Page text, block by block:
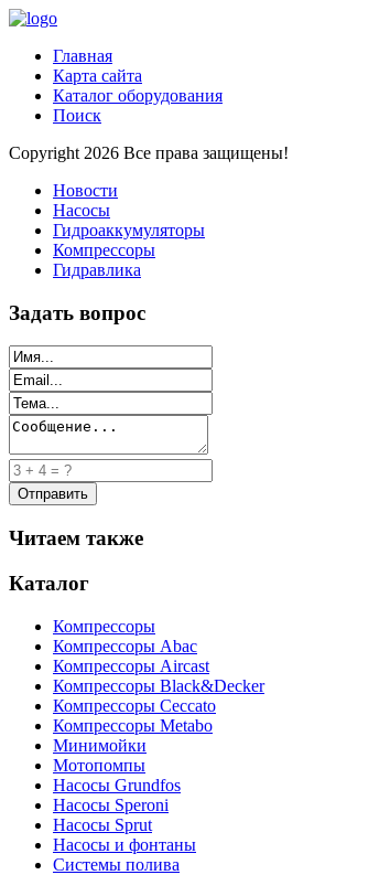
Главная
Карта сайта
Каталог оборудования
Поиск
Copyright 2026 Все права защищены!
Новости
Насосы
Гидроаккумуляторы
Компрессоры
Гидравлика
Задать вопрос
Читаем также
Каталог
Компрессоры
Компрессоры Abac
Компрессоры Aircast
Компрессоры Black&Decker
Компрессоры Ceccato
Компрессоры Metabo
Минимойки
Мотопомпы
Насосы Grundfos
Насосы Speroni
Насосы Sprut
Насосы и фонтаны
Системы полива